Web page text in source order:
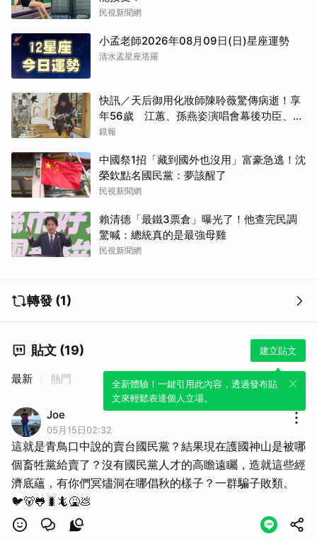
民視新聞網
小孟老師2026年08月09日(日)星座運勢
清水孟星座塔羅
快訊／天后御用化妝師陳聆薇驚傳病逝！享
年56歲 江蕙、孫燕姿演唱會幕後功臣、蔡
健雅崩潰難接受
鏡報
中國祭1招「藏到國外也沒用」富豪急逃！沈
榮欽點名國民黨：夢該醒了
民視新聞網
賴清德「最鐵3票倉」曝光了！他查完民調
驚喊：總統真的是最強母雞
民視新聞網
轉發 (1)
貼文 (19) 建立貼文
全新體驗！一鍵引用此內容，透過發布貼
文來輕鬆表達個人立場。
最新 熱門
Joe
05月15日02:32
這就是青鳥口中說的賣台國民黨？結果現在護國神山是被哪
個畜牲黨給賣了？沒有國民黨人才的高瞻遠矚，造就這些經
濟底蘊，有你們冥燼洞在哪倡秋的樣子？一群騙子敗類。
🐦🐻🐸🐛🦎🤮💩